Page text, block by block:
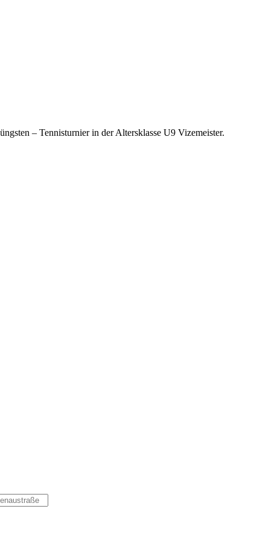
– Tennisturnier in der Altersklasse U9 Vizemeister.